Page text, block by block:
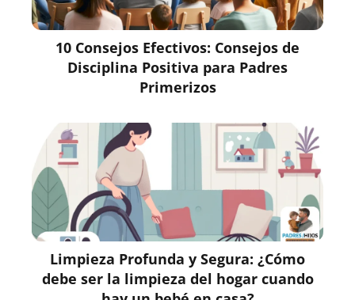
10 Consejos Efectivos: Consejos de
Disciplina Positiva para Padres
Primerizos
Limpieza Profunda y Segura: ¿Cómo
debe ser la limpieza del hogar cuando